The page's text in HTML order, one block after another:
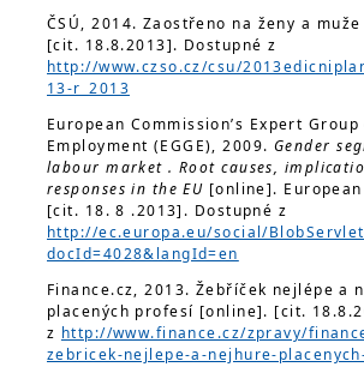
ČSÚ, 2014. Zaostřeno na ženy a
[cit. 18.8.2013]. Dostupné z
http://www.czso.cz/csu/
13-r_2013
European Commission’s Expert
Employment (EGGE), 2009.Gender
labour market . Root causes,
responses in the EU [online].
[cit. 18. 8 .2013]. Dostupné z
http://ec.europa.eu/social/
docId=4028&langId=en
Finance.cz, 2013. Žebříček nejlépe a
placených profesí [online]. [cit.
z http://www.finance.cz/zpravy/
zebricek-nejlepe-a-nejhure-